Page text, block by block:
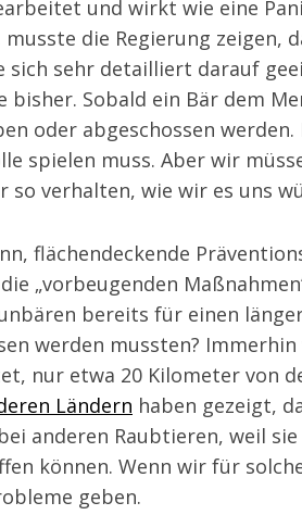
und wirkt wie eine
die Regierung zeigen,
sich sehr detailliert darauf
Sobald ein Bär dem
oder abgeschossen werden.
spielen muss. Aber wir
verhalten, wie wir es uns
flächendeckende
„vorbeugenden
bereits für einen
werden mussten? Immerhin
nur etwa 20 Kilometer von
Ländern haben gezeigt,
anderen Raubtieren, weil
können. Wenn wir für
geben.